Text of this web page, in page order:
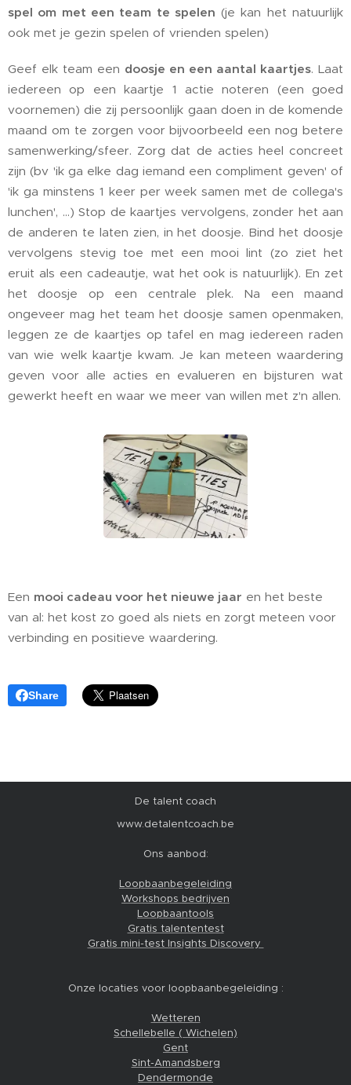
spel om met een team te spelen (je kan het natuurlijk
ook met je gezin spelen of vrienden spelen)
Geef elk team een doosje en een aantal kaartjes. Laat
iedereen op een kaartje 1 actie noteren (een goed
voornemen) die zij persoonlijk gaan doen in de komende
maand om te zorgen voor bijvoorbeeld een nog betere
samenwerking/sfeer. Zorg dat de acties heel concreet
zijn (bv 'ik ga elke dag iemand een compliment geven' of
'ik ga minstens 1 keer per week samen met de collega's
lunchen', ...) Stop de kaartjes vervolgens, zonder het aan
de anderen te laten zien, in het doosje. Bind het doosje
vervolgens stevig toe met een mooi lint (zo ziet het
eruit als een cadeautje, wat het ook is natuurlijk). En zet
het doosje op een centrale plek. Na een maand
ongeveer mag het team het doosje samen openmaken,
leggen ze de kaartjes op tafel en mag iedereen raden
van wie welk kaartje kwam. Je kan meteen waardering
geven voor alle acties en evalueren en bijsturen wat
gewerkt heeft en waar we meer van willen met z'n allen.
Een mooi cadeau voor het nieuwe jaar en het beste
van al: het kost zo goed als niets en zorgt meteen voor
verbinding en positieve waardering.
Share
De talent coach
www.detalentcoach.be
Ons aanbod:
Loopbaanbegeleiding
Workshops bedrijven
Loopbaantools
Gratis talententest
Gratis mini-test Insights Discovery
Onze locaties voor loopbaanbegeleiding :
Wetteren
Schellebelle ( Wichelen)
Gent
Sint-Amandsberg
Dendermonde